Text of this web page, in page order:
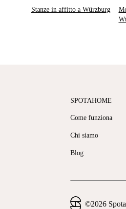
Stanze in affitto a Würzburg
SPOTAHOME
Come funziona
Chi siamo
Blog
©2026